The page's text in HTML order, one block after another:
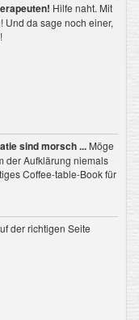
Hilfe naht. Mit
Und da sage noch einer,
sind morsch ...Möge
der Aufklärung niemals
Coffee-table-Book für
der richtigen Seite